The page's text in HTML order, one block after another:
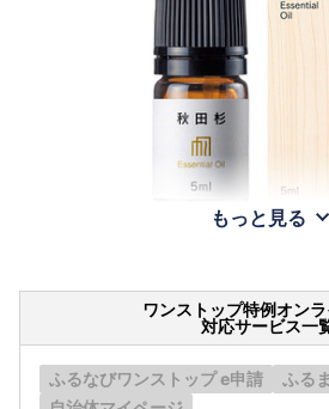
もっと見る
ワンストップ特例オン
対応サービス一
ふるなびワンストップ e申請
ふる